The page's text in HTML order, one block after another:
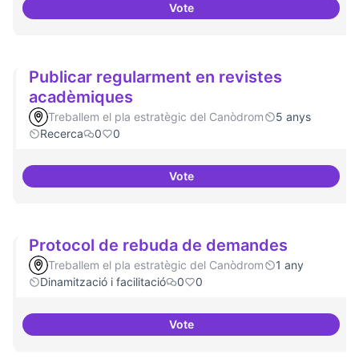
VotePunt de defensa de Drets
Publicar regularment en revistes
acadèmiques
Treballem el pla estratègic del Canòdrom
5 anys
Recerca
0 0
VotePublicar regularment en
Protocol de rebuda de demandes
Treballem el pla estratègic del Canòdrom
1 any
Dinamització i facilitació
0 0
VoteProtocol de rebuda de